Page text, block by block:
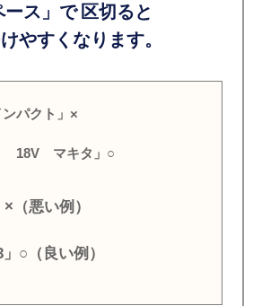
ース」で 区切ると
やすくなります。
パクト」×
18V マキタ」○
（悪い例）
○（良い例）